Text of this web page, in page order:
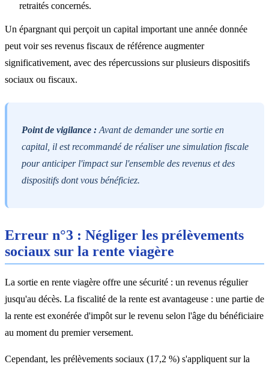
retraités concernés.
Un épargnant qui perçoit un capital important une année donnée
peut voir ses revenus fiscaux de référence augmenter
significativement, avec des répercussions sur plusieurs dispositifs
sociaux ou fiscaux.
Point de vigilance : Avant de demander une sortie en
capital, il est recommandé de réaliser une simulation fiscale
pour anticiper l'impact sur l'ensemble des revenus et des
dispositifs dont vous bénéficiez.
Erreur n°3 : Négliger les prélèvements
sociaux sur la rente viagère
La sortie en rente viagère offre une sécurité : un revenus régulier
jusqu'au décès. La fiscalité de la rente est avantageuse : une partie de
la rente est exonérée d'impôt sur le revenu selon l'âge du bénéficiaire
au moment du premier versement.
Cependant, les prélèvements sociaux (17,2 %) s'appliquent sur la